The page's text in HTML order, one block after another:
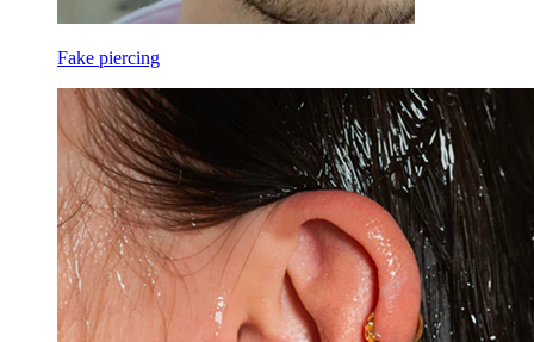
Fake piercing